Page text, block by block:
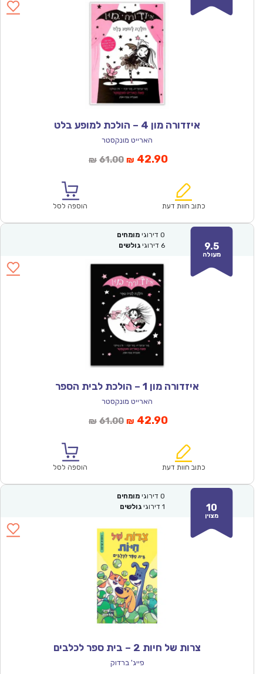
איזדורה מון 4 – הולכת למופע בלט
הארייט מונקסטר
₪ 61.00המחיר
₪61.00.
₪ 42.90המחיר
הוא:
כתוב חוות דעת הוספה לסל
9.5
מעולה
0 דירוגי מומחים
6 דירוגי גולשים
איזדורה מון 1 – הולכת לבית הספר
הארייט מונקסטר
₪ 61.00המחיר
₪61.00.
₪ 42.90המחיר
הוא:
כתוב חוות דעת הוספה לסל
10
מצוין
0 דירוגי מומחים
1 דירוגי גולשים
צרות של חיות 2 – בית ספר לכלבים
פייג' ברדוק